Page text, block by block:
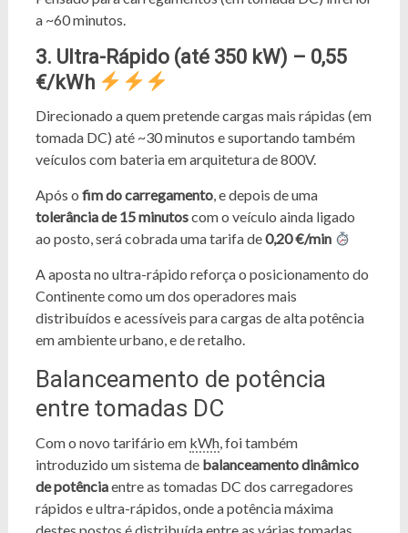
a ~60 minutos.
3. Ultra-Rápido (até 350 kW) – 0,55
€/kWh
Direcionado a quem pretende cargas mais rápidas (em
tomada DC) até ~30 minutos e suportando também
veículos com bateria em arquitetura de 800V.
Após o fim do carregamento, e depois de uma
tolerância de 15 minutoscom o veículo ainda ligado
ao posto, será cobrada uma tarifa de0,20 €/min
A aposta no ultra-rápido reforça o posicionamento do
Continente como um dos operadores mais
distribuídos e acessíveis para cargas de alta potência
em ambiente urbano, e de retalho.
Balanceamento de potência
entre tomadas DC
Com o novo tarifário em kWh, foi também
introduzido um sistema de balanceamento dinâmico
de potênciaentre as tomadas DC dos carregadores
rápidos e ultra-rápidos, onde a potência máxima